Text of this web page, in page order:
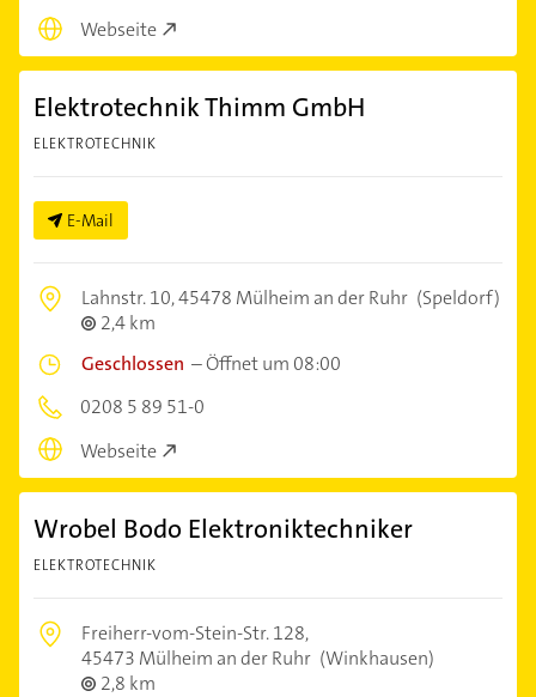
Webseite
Elektrotechnik Thimm GmbH
ELEKTROTECHNIK
E-Mail
Lahnstr. 10,45478 Mülheim an der Ruhr (Speldorf)
2,4 km
Geschlossen –Öffnet um 08:00
0208 5 89 51-0
Webseite
Wrobel Bodo Elektroniktechniker
ELEKTROTECHNIK
Freiherr-vom-Stein-Str. 128,
45473 Mülheim an der Ruhr (Winkhausen)
2,8 km